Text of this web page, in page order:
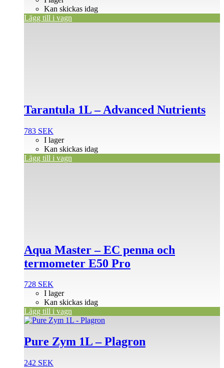
Kan skickas idag
Lägg till i vagn
Tarantula 1L – Advanced Nutrients
783 SEK
I lager
Kan skickas idag
Lägg till i vagn
Aqua Master – EC penna och
termometer E50 Pro
728 SEK
I lager
Kan skickas idag
Lägg till i vagn
Pure Zym 1L – Plagron
242 SEK